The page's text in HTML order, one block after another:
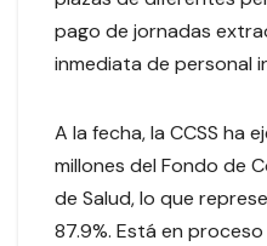
pago de jornadas
inmediata de personal
A la fecha, la CCSS ha
millones del Fondo de
de Salud, lo que
87.9%. Está en